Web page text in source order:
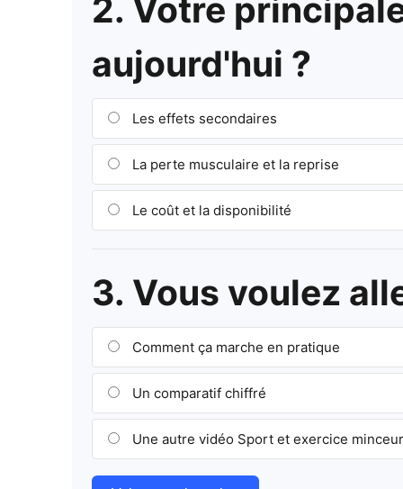
2. Votre
aujourd'hui ?
Les effets secondaires
La perte musculaire et la reprise
Le coût et la disponibilité
3. Vous voulez
Comment ça marche en pratique
Un comparatif chiffré
Une autre vidéo Sport et exercice minceur